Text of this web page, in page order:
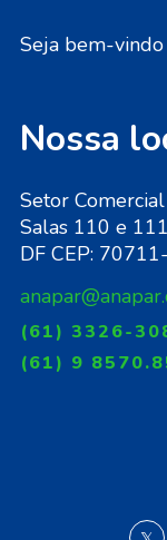
Seja bem-vindo
Nossa
Setor
Salas 110 e
DF CEP:
(61) 3326-
(61) 9